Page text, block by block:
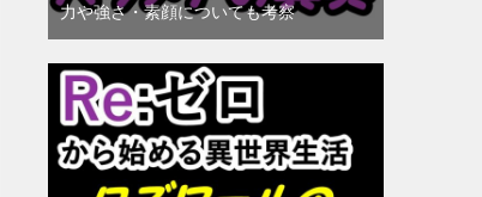
力や強さ・素顔についても考察